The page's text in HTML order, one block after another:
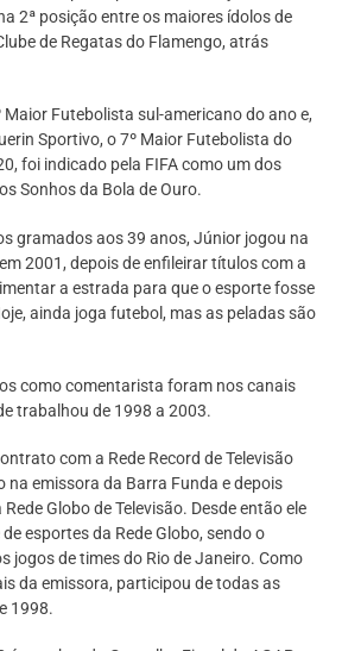
2ª posição entre os maiores ídolos de
de Regatas do Flamengo, atrás
Maior Futebolista sul-americano do ano e,
Sportivo, o 7º Maior Futebolista do
foi indicado pela FIFA como um dos
Sonhos da Bola de Ouro.
gramados aos 39 anos, Júnior jogou na
2001, depois de enfileirar títulos com a
a estrada para que o esporte fosse
ainda joga futebol, mas as peladas são
como comentarista foram nos canais
trabalhou de 1998 a 2003.
com a Rede Record de Televisão
na emissora da Barra Funda e depois
Globo de Televisão. Desde então ele
esportes da Rede Globo, sendo o
jogos de times do Rio de Janeiro. Como
da emissora, participou de todas as
1998.